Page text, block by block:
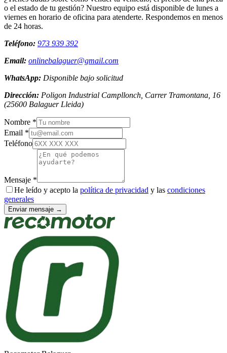
o el estado de tu gestión? Nuestro equipo está disponible de lunes a
viernes en horario de oficina para atenderte. Respondemos en menos
de 24 horas.
Teléfono: 973 939 392
Email: onlinebalaguer@gmail.com
WhatsApp: Disponible bajo solicitud
Dirección: Poligon Industrial Campllonch, Carrer Tramontana, 16
(25600 Balaguer Lleida)
Nombre *
Email *
Teléfono
Mensaje *
He leído y acepto la política de privacidad y las condiciones
generales
Enviar mensaje →